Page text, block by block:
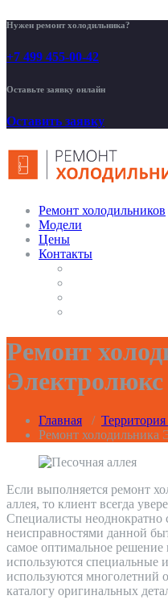
Нужен ремонт холодильника?
+7 499 455-00-42
Оставьте заявку онлайн
Оставить заявку
Ремонт холодильников
Модели
Цены
Контакты
Ремонт
Главная /
Ремонт холодильника
Если выполняется ремонт
аллея, то клиент всегда
Специалисты неоднократно
неисправностями данной
самое оптимальное
используются специальные
используются многолетний
каталогу оригинальных